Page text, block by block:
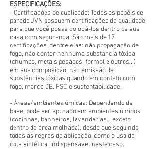
ESPECIFICAÇÕES:
- Certificações de qualidade: Todos os papéis de
parede JVN possuem certificações de qualidade
para que você possa colocá-los dentro da sua
casa com segurança. São mais de 17
certificações, dentre elas: não propagação de
fogo, não conter nenhuma substância tóxica
(chumbo, metais pesados, formol e outros...)
em sua composição, não emissão de
substâncias tóxicas quando em contato com
fogo, marca CE, FSC e sustentabilidade.
- Áreas/ambientes úmidas: Dependendo da
base, pode ser aplicado em ambientes úmidos
(cozinhas, banheiros, lavanderias... exceto
dentro da área molhada), desde que seguindo
todas as regras de aplicação, como o uso da
cola sintética, indispensável neste caso.